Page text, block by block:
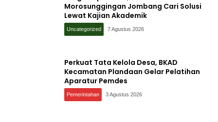
Morosunggingan Jombang Cari Solusi
Lewat Kajian Akademik
Uncategorized 7 Agustus 2026
Perkuat Tata Kelola Desa, BKAD
Kecamatan Plandaan Gelar Pelatihan
Aparatur Pemdes
Pemerintahan 3 Agustus 2026